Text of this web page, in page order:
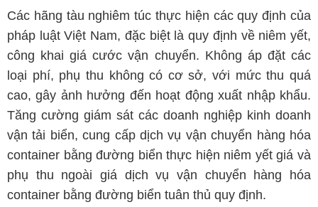
Các hãng tàu nghiêm túc thực hiện các quy định của
pháp luật Việt Nam, đặc biệt là quy định về niêm yết,
công khai giá cước vận chuyển. Không áp đặt các
loại phí, phụ thu không có cơ sở, với mức thu quá
cao, gây ảnh hưởng đến hoạt động xuất nhập khẩu.
Tăng cường giám sát các doanh nghiệp kinh doanh
vận tải biển, cung cấp dịch vụ vận chuyển hàng hóa
container bằng đường biển thực hiện niêm yết giá và
phụ thu ngoài giá dịch vụ vận chuyển hàng hóa
container bằng đường biển tuân thủ quy định.